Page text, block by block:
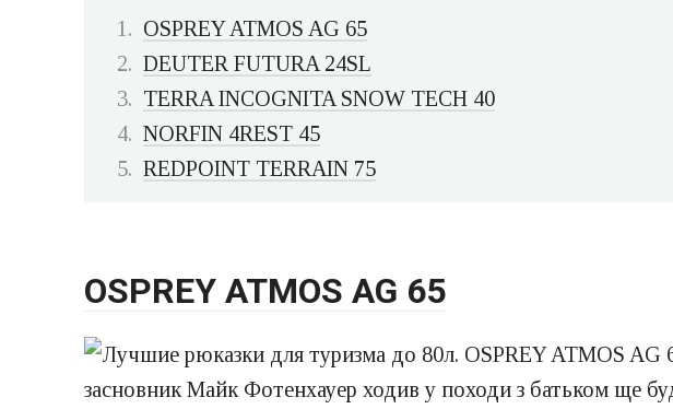
OSPREY ATMOS AG 65
DEUTER FUTURA 24SL
TERRA INCOGNITA SNOW TECH 40
NORFIN 4REST 45
REDPOINT TERRAIN 75
OSPREY ATMOS AG 65
засновник Майк Фотенхауер ходив у походи з батьком ще